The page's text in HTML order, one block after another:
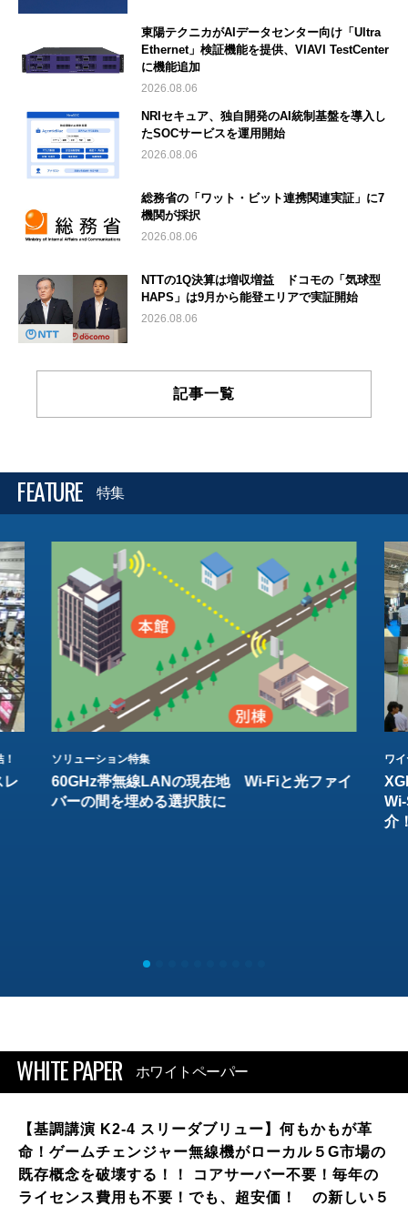
東陽テクニカがAIデータセンター向け「Ultra
Ethernet」検証機能を提供、VIAVI TestCenter
に機能追加
2026.08.06
NRIセキュア、独自開発のAI統制基盤を導入し
たSOCサービスを運用開始
2026.08.06
総務省の「ワット・ビット連携関連実証」に7
機関が採択
2026.08.06
NTTの1Q決算は増収増益 ドコモの「気球型
HAPS」は9月から能登エリアで実証開始
2026.08.06
記事一覧
FEATURE 特集
レ
ソリューション特集
60GHz帯無線LANの現在地 Wi-Fiと光ファイ
バーの間を埋める選択肢に
ワ
介
WHITE PAPER ホワイトペーパー
【基調講演 K2-4 スリーダブリュー】何もかもが革
命！ゲームチェンジャー無線機がローカル５G市場の
既存概念を破壊する！！ コアサーバー不要！毎年の
ライセンス費用も不要！でも、超安価！ の新しい５